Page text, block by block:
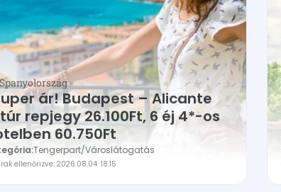
Spanyolország
ár! Budapest – Alicante
repjegy 26.100Ft, 6 éj 4*-os
60.750Ft
Tengerpart/Városlátogatás
ellenőrizve: 2026.08.04. 18:15